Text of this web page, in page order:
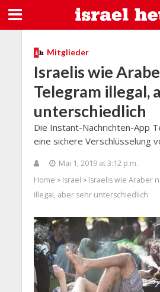
Mitglieder
Israelis wie
Telegram illegal,
unterschiedlich
Die Instant-Nachrichten-App
eine sichere Verschlüsselung
Mai 1, 2019 at 3:12 p.m.
Home > Israel > Israelis wie Araber
illegal, aber sehr unterschiedlich